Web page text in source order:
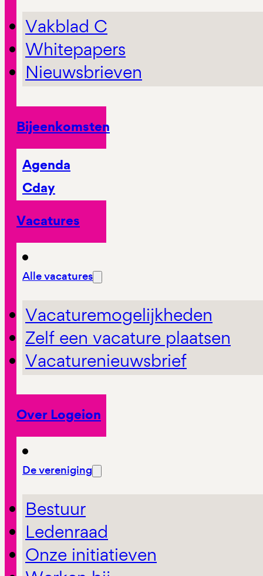
Vakblad C
Whitepapers
Nieuwsbrieven
Bijeenkomsten
Agenda
Cday
Vacatures
Alle vacatures
Vacaturemogelijkheden
Zelf een vacature plaatsen
Vacaturenieuwsbrief
Over Logeion
De vereniging
Bestuur
Ledenraad
Onze initiatieven